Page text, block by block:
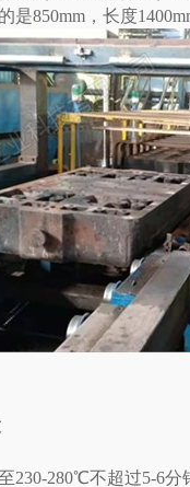
是850mm，长度
230-280℃不超过5-6分